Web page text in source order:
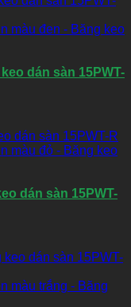
dán sàn 15PWT-
dán sàn 15PWT-